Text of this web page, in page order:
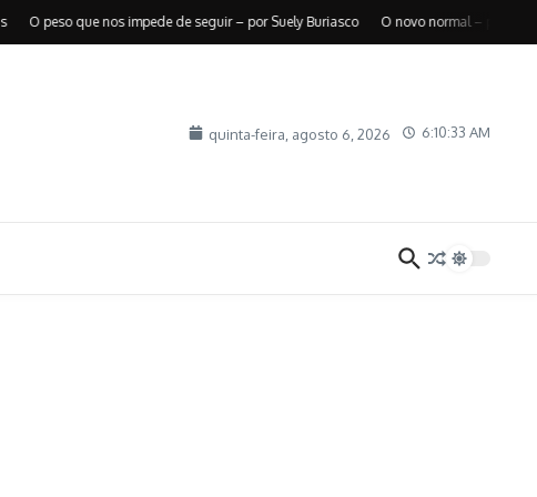
O peso que nos impede de seguir – por Suely Buriasco O novo normal – por Roberto
quinta-feira, agosto 6, 2026 6:10:34 AM